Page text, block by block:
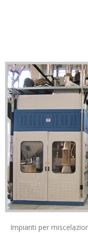
Impianti per